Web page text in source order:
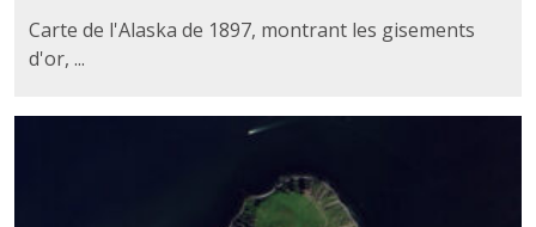
Carte de l'Alaska de 1897, montrant les gisements
d'or, ...